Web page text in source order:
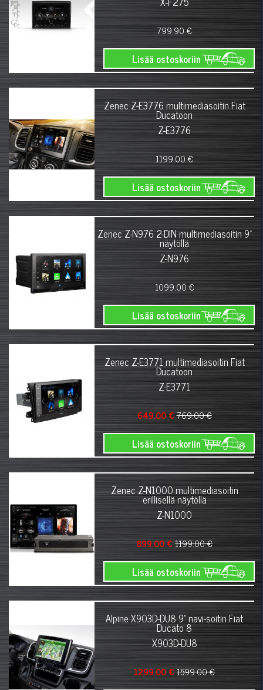
799.90 €
Lisää ostoskoriin
Zenec Z-E3776 multimediasoitin Fiat
Ducatoon
Z-E3776
1199.00 €
Lisää ostoskoriin
Zenec Z-N976 2-DIN multimediasoitin 9"
näytöllä
Z-N976
1099.00 €
Lisää ostoskoriin
Zenec Z-E3771 multimediasoitin Fiat
Ducatoon
Z-E3771
649.00 €769.00 €
Lisää ostoskoriin
Zenec Z-N1000 multimediasoitin
erillisellä näytöllä
Z-N1000
899.00 €1199.00 €
Lisää ostoskoriin
Alpine X903D-DU8 9" navi-soitin Fiat
Ducato 8
X903D-DU8
1299.00 €1599.00 €